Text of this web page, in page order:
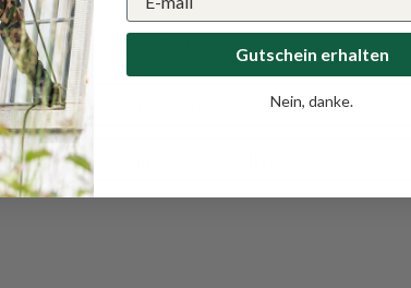
Schreiben Sie die erste Bewertung
Schreibe eine Bewertung
Gutschein erhalten
Nein, danke.